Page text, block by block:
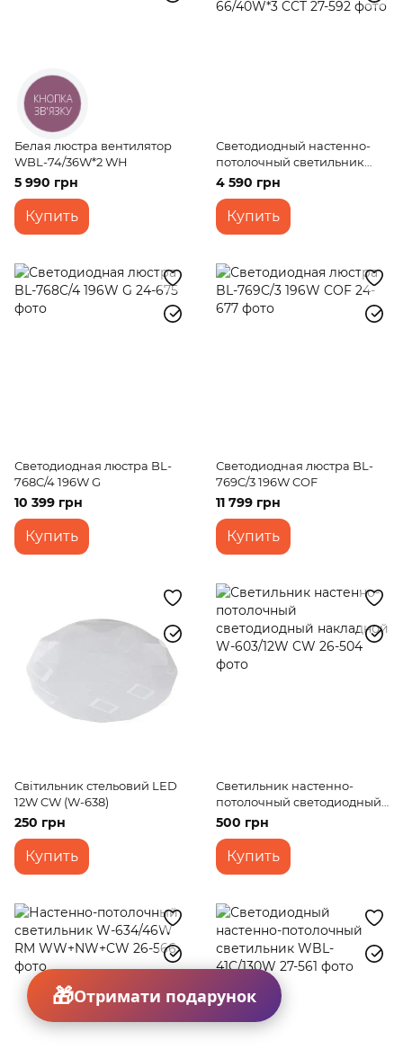
Белая люстра вентилятор
WBL-74/36W*2 WH
5 990 грн
Купить
Светодиодный настенно-
потолочный светильник
WBL-66/40W*3 CCT
4 590 грн
Купить
Светодиодная люстра BL-
768C/4 196W G
10 399 грн
Купить
Светодиодная люстра BL-
769C/3 196W COF
11 799 грн
Купить
Cвітильник стельовий LED
12W CW (W-638)
250 грн
Купить
Светильник настенно-
потолочный светодиодный
накладной W-603/12W CW
500 грн
Купить
КНОПКА
ЗВ'ЯЗКУ
Отримати подарунок